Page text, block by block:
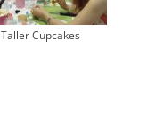
Taller Cupcakes